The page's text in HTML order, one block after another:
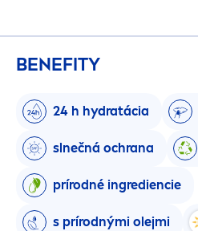
BENEFITY
24 h hydratácia
slnečná ochrana
prírodné ingrediencie
s prírodnými olejmi